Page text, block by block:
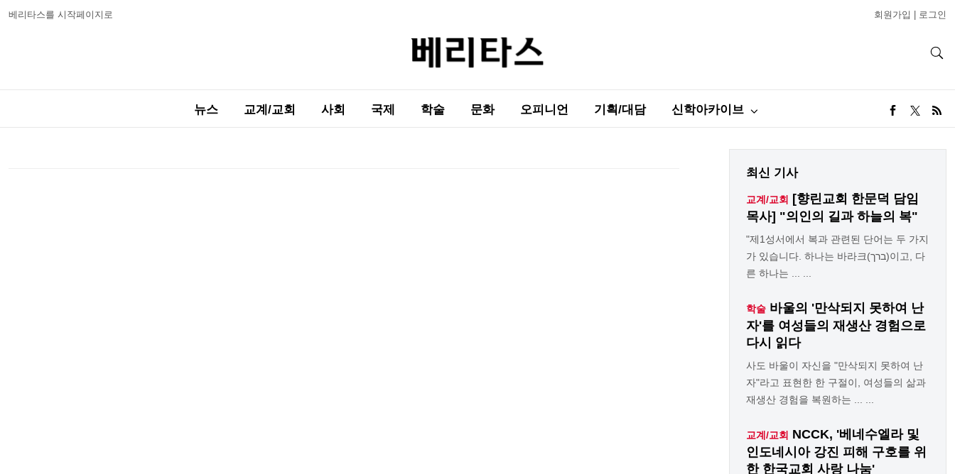
베리타스를 시작페이지로 회원가입 로그인
뉴스 교계/교회 사회 국제 학술 문화 오피니언 기획/대담 신학아카이브
최신 기사
교계/교회
[향린교회 한문덕 담임
목사] "의인의 길과 하늘의 복"
"제1성서에서 복과 관련된 단어는 두 가지
가 있습니다. 하나는 바라크(ברך)이고, 다
른 하나는 ... ...
학술 바울의 '만삭되지 못하여 난
자'를 여성들의 재생산 경험으로
다시 읽다
사도 바울이 자신을 "만삭되지 못하여 난
자"라고 표현한 한 구절이, 여성들의 삶과
재생산 경험을 복원하는 ... ...
교계/교회 NCCK, '베네수엘라 및
인도네시아 강진 피해 구호를 위
한 한국교회 사랑 나눔'